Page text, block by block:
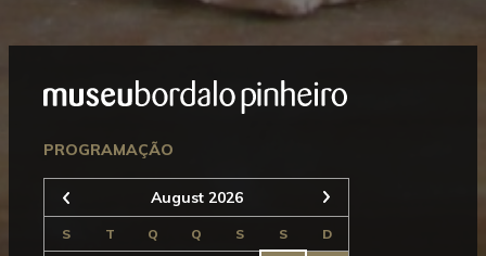
PROGRAMAÇÃO
Anterior August 2026 Seguinte
S T Q Q S S D